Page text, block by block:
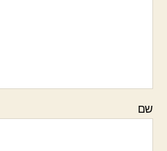
שם